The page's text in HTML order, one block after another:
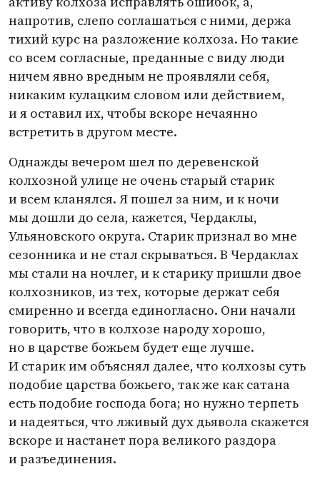
напротив, слепо соглашаться с ними, держа
тихий курс на разложение колхоза. Но такие
со всем согласные, преданные с виду люди
ничем явно вредным не проявляли себя,
никаким кулацким словом или действием,
и я оставил их, чтобы вскоре нечаянно
встретить в другом месте.
Однажды вечером шел по деревенской
колхозной улице не очень старый старик
и всем кланялся. Я пошел за ним, и к ночи
мы дошли до села, кажется, Чердаклы,
Ульяновского округа. Старик признал во мне
сезонника и не стал скрываться. В Чердаклах
мы стали на ночлег, и к старику пришли двое
колхозников, из тех, которые держат себя
смиренно и всегда единогласно. Они начали
говорить, что в колхозе народу хорошо,
но в царстве божьем будет еще лучше.
И старик им объяснял далее, что колхозы суть
подобие царства божьего, так же как сатана
есть подобие господа бога; но нужно терпеть
и надеяться, что лживый дух дьявола скажется
вскоре и настанет пора великого раздора
и разъединения.